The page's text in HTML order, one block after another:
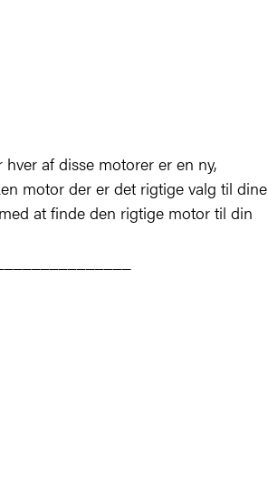
af disse motorer er en ny,
motor der er det rigtige valg til dine
at finde den rigtige motor til din